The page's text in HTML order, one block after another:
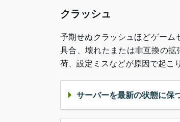
クラッシュ
予期せぬクラッシュほどゲーム
具合、壊れたまたは非互換の
荷、設定ミスなどが原因で起こ
サーバーを最新の状態に保